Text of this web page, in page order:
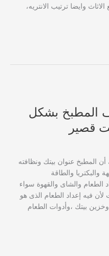
وايضا ترتيب الانتريه،
المطبخ بشكل
قصير
المطبخ عنوان بيتك ونظافته
والطاقة
الطعام والشاى والقهوة سواء
لأن فيه إعداد الطعام الذى هو
بيتك ،وأدوات الطعام